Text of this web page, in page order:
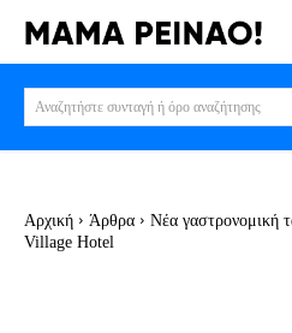
Αναζητήστε συνταγή ή όρο αναζήτησης
Αρχική Άρθρα
Νέα γαστρονομική
Village Hotel